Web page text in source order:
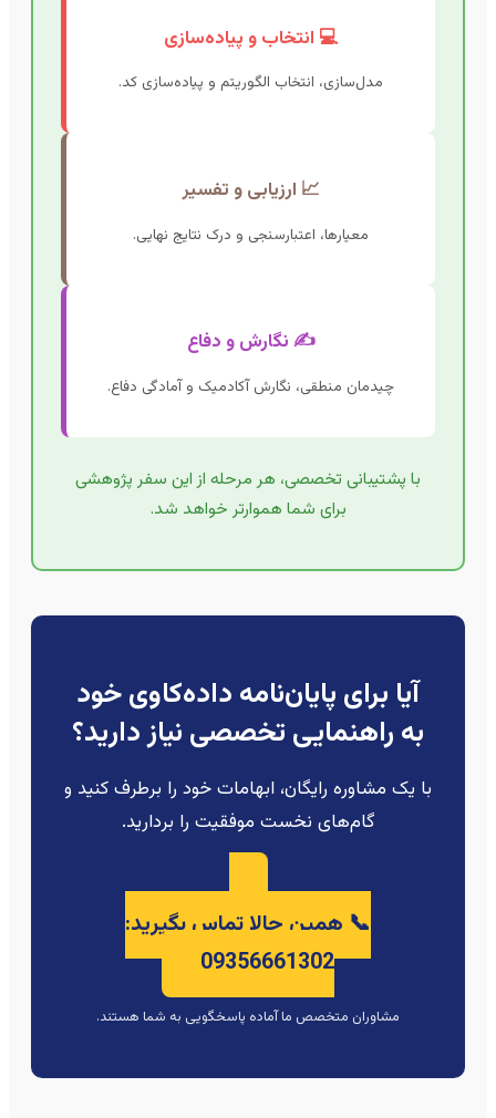
💻 انتخاب و پیاده‌سازی
مدل‌سازی، انتخاب الگوریتم و پیاده‌سازی کد.
📈 ارزیابی و تفسیر
معیارها، اعتبارسنجی و درک نتایج نهایی.
✍️ نگارش و دفاع
چیدمان منطقی، نگارش آکادمیک و آمادگی دفاع.
با پشتیبانی تخصصی، هر مرحله از این سفر پژوهشی
برای شما هموارتر خواهد شد.
آیا برای پایان‌نامه داده‌کاوی خود
به راهنمایی تخصصی نیاز دارید؟
با یک مشاوره رایگان، ابهامات خود را برطرف کنید و
گام‌های نخست موفقیت را بردارید.
📞 همین حالا تماس بگیرید:
09356661302
مشاوران متخصص ما آماده پاسخگویی به شما هستند.